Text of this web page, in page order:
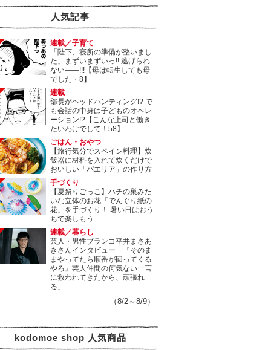
人気記事
連載／子育て
「陛下、寝所の準備が整いまし
た」まずいまずいっ!! 逃げられ
ない――!!!【母は転生しても母
でした・8】
連載
部長がヘッドハンティング!? で
も会話の中身は子どものオペレ
ーション!?【こんな上司と働き
たいわけでして！58】
ごはん・おやつ
【旅行気分でスペイン料理】炊
飯器に材料を入れて炊くだけで
おいしい「パエリア」の作り方
手づくり
【夏祭りごっこ】ハチの巣みた
いな立体のお花「でんぐり紙の
花」を手づくり！ 暑い日はおう
ちで楽しもう
連載／暮らし
芸人・男性ブランコ平井まさあ
きさんインタビュー「『そのま
まやってたら順番が回ってくる
やろ』芸人仲間の何気ない一言
に救われてきたから、頑張れ
る」
（8/2～8/9）
kodomoe shop 人気商品